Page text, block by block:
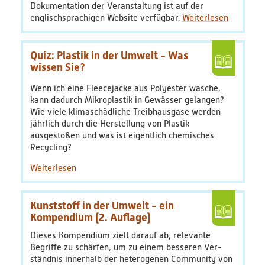
Ergebnisse
Veröffentlichungen
Bildungsmaterialien
Diskussionspapiere & Statuspapiere
Factsheets
Weitere Produkte
Leitfäden & Handbücher
Technologien & Verfahren
Video & Audio
Dokumentation der Veranstaltung ist auf der
englischsprachigen Website verfügbar.
Quiz: Plastik in der Umwelt - Was
wissen Sie?
Wenn ich eine Fleecejacke aus Polyester wasche,
kann dadurch Mikroplastik in Gewässer gelangen?
Wie viele klimaschädliche Treibhausgase werden
jährlich durch die Herstellung von Plastik
ausgestoßen und was ist eigentlich chemisches
Recycling?
Kunststoff in der Umwelt - ein
Kompendium (2. Auflage)
Dieses Kompendium zielt darauf ab, relevante
Begriffe zu schärfen, um zu einem besseren Ver­
ständnis innerhalb der heterogenen Community von